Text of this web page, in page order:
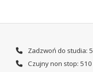
Zadzwoń do studia:
Czujny non stop: